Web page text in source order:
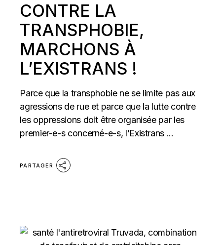
CONTRE LA
TRANSPHOBIE,
MARCHONS À
L’EXISTRANS !
Parce que la transphobie ne se limite pas aux
agressions de rue et parce que la lutte contre
les oppressions doit être organisée par les
premier-e-s concerné-e-s, l’Existrans ...
PARTAGER